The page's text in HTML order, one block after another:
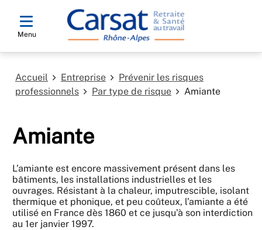
Menu
Accueil Entreprise
Prévenir les risques
professionnels
Par type de risque Amiante
Amiante
L’amiante est encore massivement présent dans les
bâtiments, les installations industrielles et les
ouvrages. Résistant à la chaleur, imputrescible, isolant
thermique et phonique, et peu coûteux, l’amiante a été
utilisé en France dès 1860 et ce jusqu’à son interdiction
au 1er janvier 1997.